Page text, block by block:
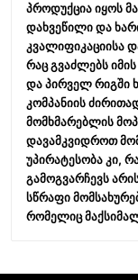
პროდუქცია იყოს
დახვეწილი და
კვალიფიკაციისა
რაც გვაძლებს
და პირველ რიგში
კომპანიის
მომხმარებლის
დავამკვიდროთ
უპირატესობა კი,
გამოგვარჩევს
სწრაფი
რომელიც